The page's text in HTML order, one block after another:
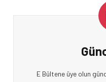
E Bültene üye olun